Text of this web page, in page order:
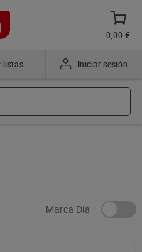
0,00 €
listas Iniciar sesión
Marca Dia